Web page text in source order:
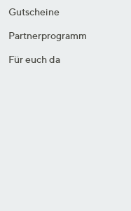
Gutscheine
Partnerprogramm
Für euch da